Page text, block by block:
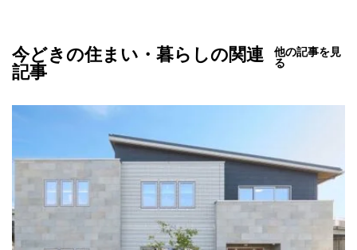
今どきの住まい・暮らしの関連
記事
他の記事を見
る